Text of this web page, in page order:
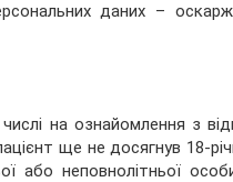
даних –
на ознайомлення з
ще не досягнув 18-
або неповнолітньої